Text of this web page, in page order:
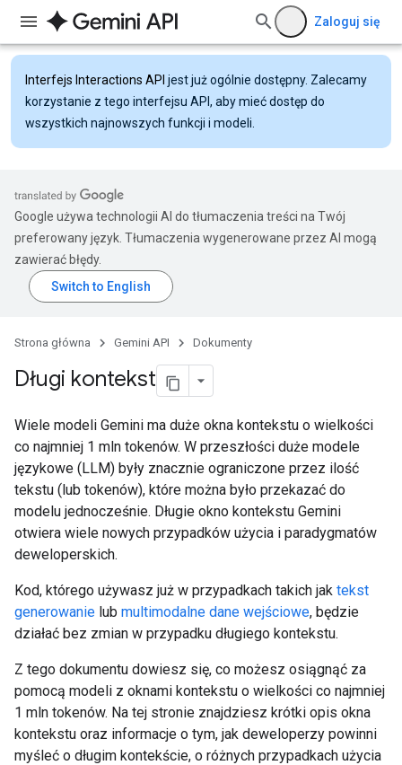
Zaloguj się
Interfejs Interactions API jest już ogólnie dostępny. Zalecamy
korzystanie z tego interfejsu API, aby mieć dostęp do
wszystkich najnowszych funkcji i modeli.
Google używa technologii AI do tłumaczenia treści na Twój
preferowany język. Tłumaczenia wygenerowane przez AI mogą
zawierać błędy.
Strona główna Gemini API Dokumenty
Długi kontekst
Wiele modeli Gemini ma duże okna kontekstu o wielkości
co najmniej 1 mln tokenów. W przeszłości duże modele
językowe (LLM) były znacznie ograniczone przez ilość
tekstu (lub tokenów), które można było przekazać do
modelu jednocześnie. Długie okno kontekstu Gemini
otwiera wiele nowych przypadków użycia i paradygmatów
deweloperskich.
Kod, którego używasz już w przypadkach takich jak tekst
generowanie lub multimodalne dane wejściowe, będzie
działać bez zmian w przypadku długiego kontekstu.
Z tego dokumentu dowiesz się, co możesz osiągnąć za
pomocą modeli z oknami kontekstu o wielkości co najmniej
1 mln tokenów. Na tej stronie znajdziesz krótki opis okna
kontekstu oraz informacje o tym, jak deweloperzy powinni
myśleć o długim kontekście, o różnych przypadkach użycia